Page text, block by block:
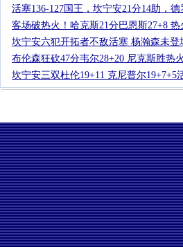
活塞136-127国王，坎宁安21分14助，
客场破热火！哈克斯21分巴恩斯27+8
坎宁安六犯开拓者不敌活塞 杨瀚森未登
布伦森狂砍47分韦尔28+20 尼克斯胜热火
坎宁安三双杜伦19+11 克尼普尔19+7+5